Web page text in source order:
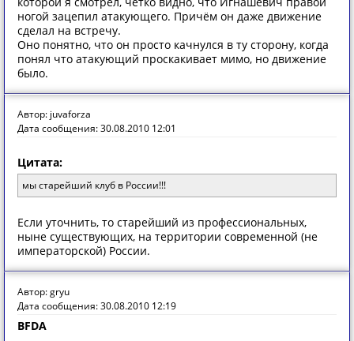
ногой зацепил атакующего. Причём он даже движение
сделал на встречу.
Оно понятно, что он просто качнулся в ту сторону, когда
понял что атакующий проскакивает мимо, но движение
было.
Автор: juvaforza
Дата сообщения: 30.08.2010 12:01
Цитата:
мы старейший клуб в России!!!
Если уточнить, то старейший из профессиональных,
ныне существующих, на территории современной (не
императорской) России.
Автор: gryu
Дата сообщения: 30.08.2010 12:19
BFDA